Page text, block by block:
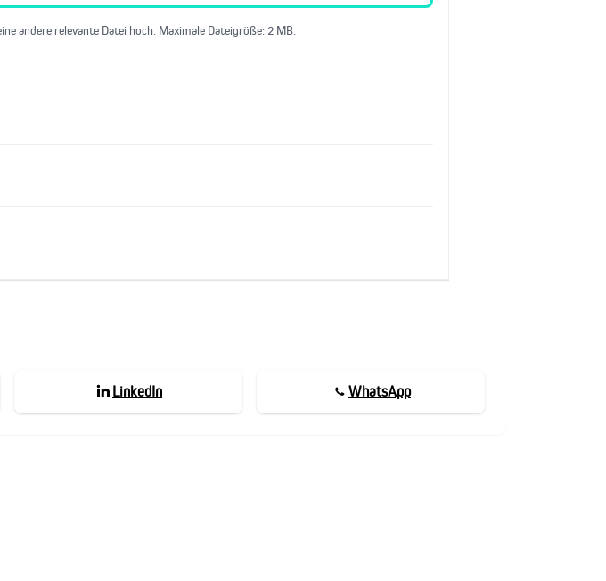
andere relevante Datei hoch. Maximale Dateigröße: 2 MB.
LinkedIn WhatsApp